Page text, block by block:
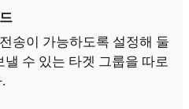
송이 가능하도록 설정해 둘
수 있는 타겟 그룹을 따로